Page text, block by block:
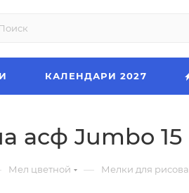
КАЛЕНДАРИ 2027
асф Jumbo
Мел цветной — Мелки для